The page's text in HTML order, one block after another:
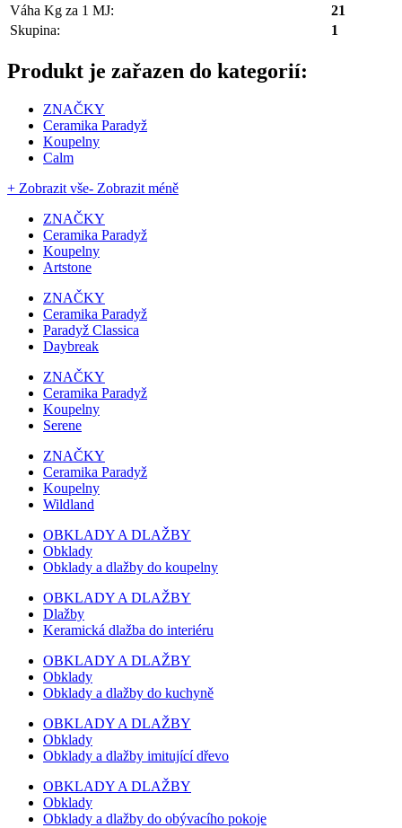
Váha Kg za 1 MJ:
21
Skupina:
1
Produkt je zařazen do kategorií:
ZNAČKY
Ceramika Paradyž
Koupelny
Calm
+ Zobrazit vše- Zobrazit méně
ZNAČKY
Ceramika Paradyž
Koupelny
Artstone
ZNAČKY
Ceramika Paradyž
Paradyž Classica
Daybreak
ZNAČKY
Ceramika Paradyž
Koupelny
Serene
ZNAČKY
Ceramika Paradyž
Koupelny
Wildland
OBKLADY A DLAŽBY
Obklady
Obklady a dlažby do koupelny
OBKLADY A DLAŽBY
Dlažby
Keramická dlažba do interiéru
OBKLADY A DLAŽBY
Obklady
Obklady a dlažby do kuchyně
OBKLADY A DLAŽBY
Obklady
Obklady a dlažby imitující dřevo
OBKLADY A DLAŽBY
Obklady
Obklady a dlažby do obývacího pokoje